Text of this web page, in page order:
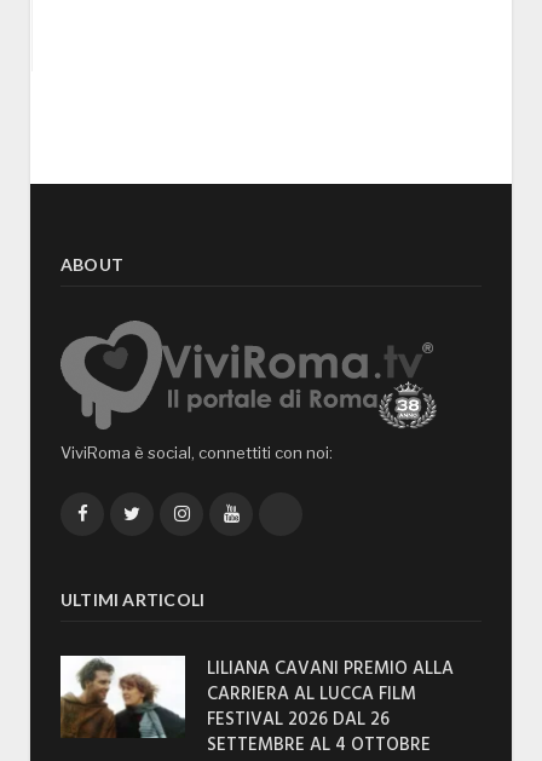
ABOUT
ViviRoma è social, connettiti con noi:
FacebookTwitterInstagramYouTube
ULTIMI ARTICOLI
LILIANA CAVANI PREMIO ALLA
CARRIERA AL LUCCA FILM
FESTIVAL 2026 DAL 26
SETTEMBRE AL 4 OTTOBRE